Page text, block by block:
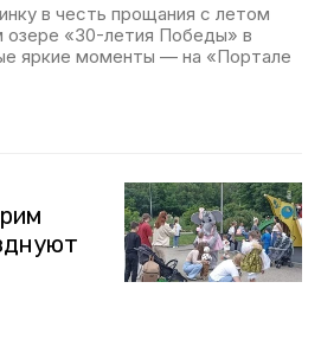
в честь прощания с летом
озере «30-летия Победы» в
яркие моменты — на «Портале